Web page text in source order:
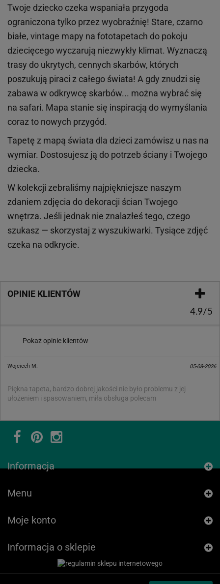
Twoje dziecko czeka wspaniała przygoda
ograniczona tylko przez wyobraźnię! Stare, czarno
białe, vintage mapy na fototapetach do pokoju
dziecięcego wyczarują niezwykły klimat. Wyznaczą
trasy do ukrytych, cennych skarbów, których
poszukują piraci z całego świata! A gdy znudzi się
zabawa w odkrywcę skarbów... można wybrać się
na safari. Mapa stanie się inspiracją do wymyślania
coraz to nowych przygód.
Tapetę z mapą świata dla dzieci zamówisz u nas na
wymiar. Dostosujesz ją do potrzeb ściany i Twojego
dziecka.
W kolekcji zebraliśmy najpiękniejsze naszym
zdaniem zdjęcia do dekoracji ścian Twojego
wnętrza. Jeśli jednak nie znalazłeś tego, czego
szukasz — skorzystaj z wyszukiwarki. Tysiące zdjęć
czeka na odkrycie.
OPINIE KLIENTÓW
4.9/5
Pokaż opinie klientów
Wojciech M. 05-08-2026
Piękna tapeta, bardzo dobrej jakości nie było problemu z jej
ułożeniem i spasowaniem, miła obsługa polecam
Informacja
Menu
Moje konto
Informacja o sklepie